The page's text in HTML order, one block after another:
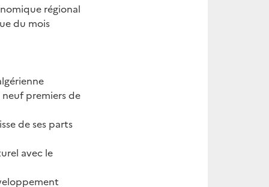
régional
du mois
neuf premiers de
de ses parts
avec le